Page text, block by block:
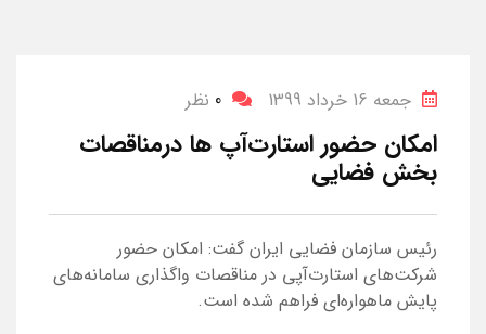
جمعه 16 خرداد 1399 0 نظر
امکان حضور استارت‌آپ ها درمناقصات
بخش فضایی
رئیس سازمان فضایی ایران گفت: امکان حضور
شرکت‌های استارت‌آپی در مناقصات واگذاری سامانه‌های
پایش ماهواره‌ای فراهم شده است.